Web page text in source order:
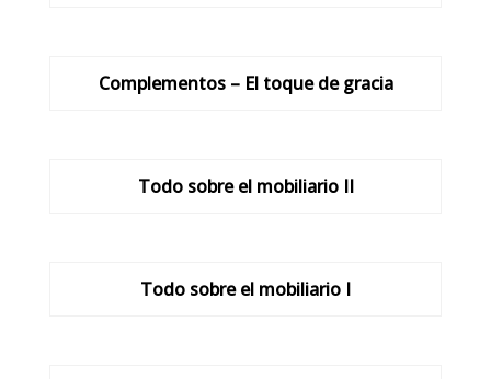
Complementos – El toque de gracia
Todo sobre el mobiliario II
Todo sobre el mobiliario I